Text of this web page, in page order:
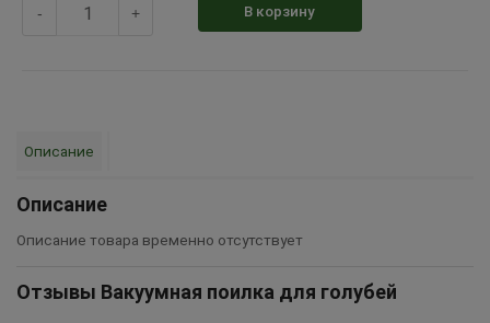
- + В корзину
Описание
Описание
Описание товара временно отсутствует
Отзывы Вакуумная поилка для голубей